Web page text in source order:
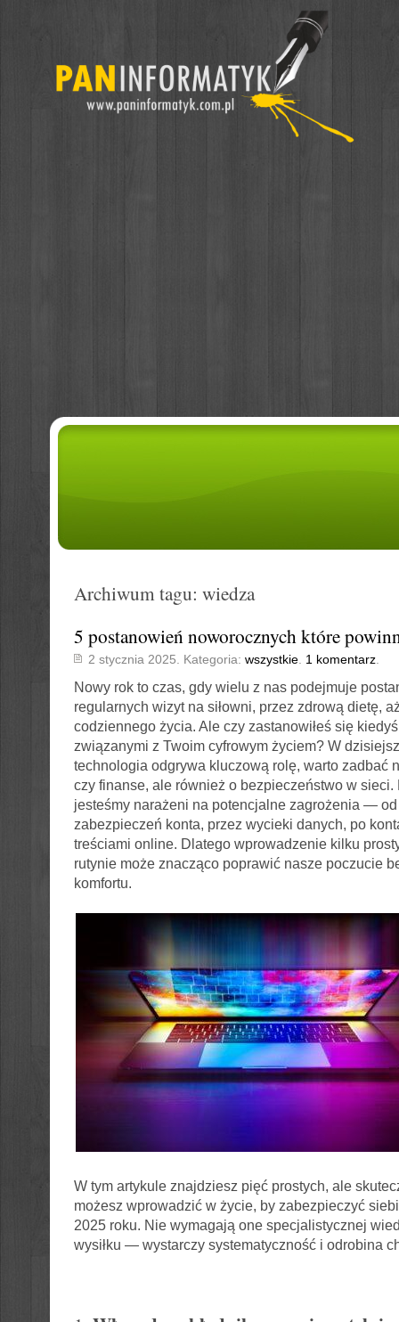
Archiwum tagu: wiedza
5 postanowień noworocznych które
2 stycznia 2025. Kategoria: wszystkie. 1 komentarz.
Nowy rok to czas, gdy wielu z nas podejmuje
regularnych wizyt na siłowni, przez zdrową dietę,
codziennego życia. Ale czy zastanowiłeś się
związanymi z Twoim cyfrowym życiem? W
technologia odgrywa kluczową rolę, warto zadbać
czy finanse, ale również o bezpieczeństwo w sieci.
jesteśmy narażeni na potencjalne zagrożenia — od
zabezpieczeń konta, przez wycieki danych, po
treściami online. Dlatego wprowadzenie kilku
rutynie może znacząco poprawić nasze poczucie
komfortu.
W tym artykule znajdziesz pięć prostych, ale
możesz wprowadzić w życie, by zabezpieczyć
2025 roku. Nie wymagają one specjalistycznej
wysiłku — wystarczy systematyczność i odrobina